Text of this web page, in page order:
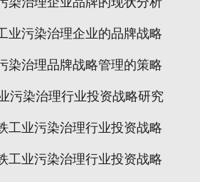
业污染治理企业的品牌战略
染治理品牌战略管理的策略
污染治理行业投资战略研究
工业污染治理行业投资战略
工业污染治理行业投资战略